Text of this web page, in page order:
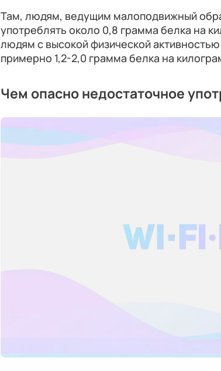
Там, людям, ведущим малоподвижный
употреблять около 0,8 грамма белка на
людям с высокой физической
примерно 1,2-2,0 грамма белка на
Чем опасно недостаточное